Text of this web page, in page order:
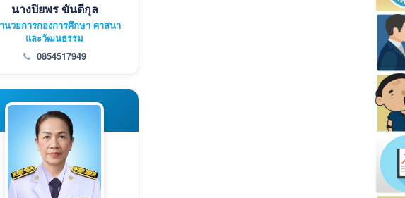
นางปิยพร ขันตีกุล
นวยการกองการศึกษา ศาสนา
และวัฒนธรรม
0854517949